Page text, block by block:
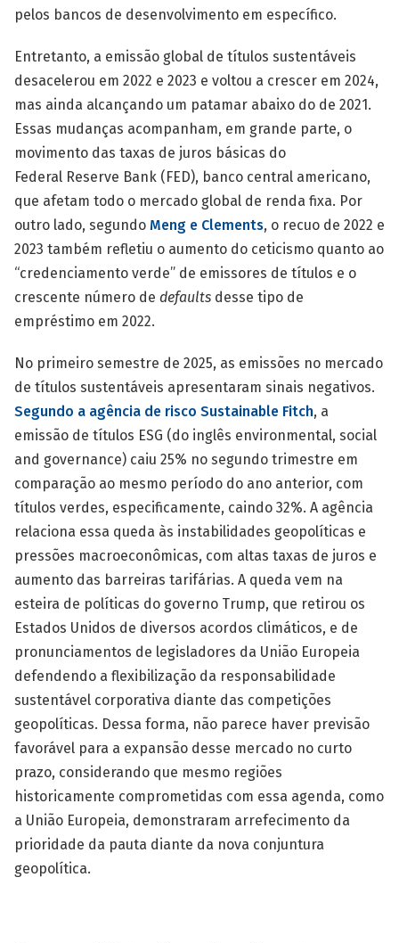
pelos bancos de desenvolvimento em específico.
Entretanto, a emissão global de títulos sustentáveis
desacelerou em 2022 e 2023 e voltou a crescer em 2024,
mas ainda alcançando um patamar abaixo do de 2021.
Essas mudanças acompanham, em grande parte, o
movimento das taxas de juros básicas do
Federal Reserve Bank (FED), banco central americano,
que afetam todo o mercado global de renda fixa. Por
outro lado, segundo Meng e Clements, o recuo de 2022 e
2023 também refletiu o aumento do ceticismo quanto ao
“credenciamento verde” de emissores de títulos e o
crescente número de defaults desse tipo de
empréstimo em 2022.
No primeiro semestre de 2025, as emissões no mercado
de títulos sustentáveis apresentaram sinais negativos.
Segundo a agência de risco Sustainable Fitch, a
emissão de títulos ESG (do inglês environmental, social
and governance) caiu 25% no segundo trimestre em
comparação ao mesmo período do ano anterior, com
títulos verdes, especificamente, caindo 32%. A agência
relaciona essa queda às instabilidades geopolíticas e
pressões macroeconômicas, com altas taxas de juros e
aumento das barreiras tarifárias. A queda vem na
esteira de políticas do governo Trump, que retirou os
Estados Unidos de diversos acordos climáticos, e de
pronunciamentos de legisladores da União Europeia
defendendo a flexibilização da responsabilidade
sustentável corporativa diante das competições
geopolíticas. Dessa forma, não parece haver previsão
favorável para a expansão desse mercado no curto
prazo, considerando que mesmo regiões
historicamente comprometidas com essa agenda, como
a União Europeia, demonstraram arrefecimento da
prioridade da pauta diante da nova conjuntura
geopolítica.